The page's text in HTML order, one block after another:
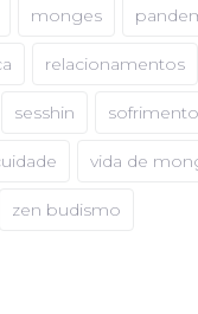
monges
relacionamentos
sesshin sofrimento
vida de
zen budismo